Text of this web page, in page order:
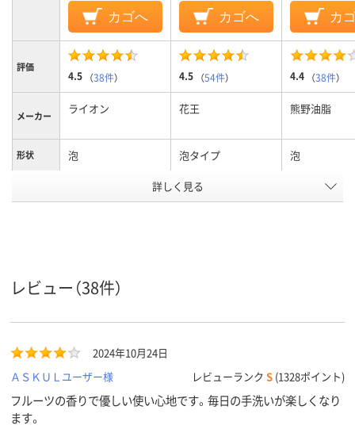
カゴへ カゴへ カ
評価
4.5 （38件） 4.5 （54件） 4.4 （38件）
メーカー ライオン 花王 熊野油脂
形状 泡 泡タイプ 泡
詰替
詳しく見る
レビュー（38件）
2024年10月24日
ＡＳＫＵＬユーザー様
レビューランク S (1328ポイント)
フルーツの香りで優しい使い心地です。毎日の手洗いが楽しくなり
ます。